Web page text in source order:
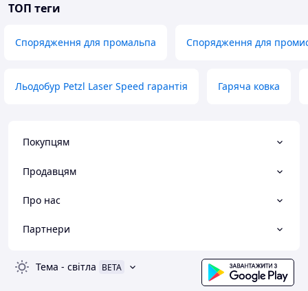
ТОП теги
Спорядження для промальпа Спорядження для
Льодобур Petzl Laser Speed гарантія Гаряча ковка
Покупцям
Продавцям
Про нас
Партнери
Тема - світла BETA